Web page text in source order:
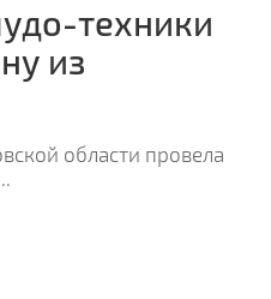
техники
из
области провела